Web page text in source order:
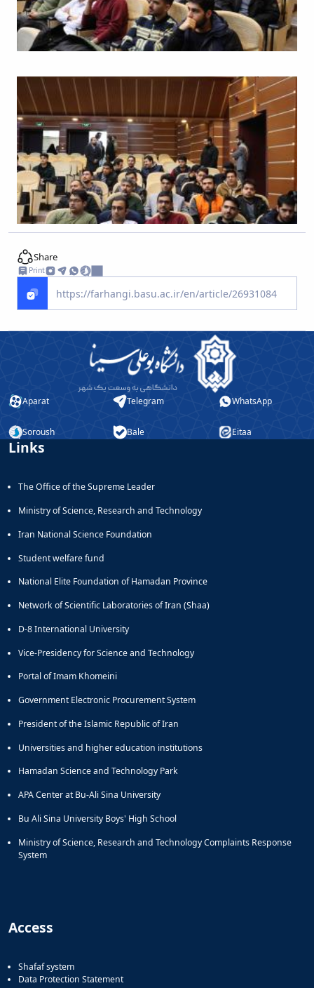
Share
Print
Aparat Telegram WhatsApp
Soroush Bale Eitaa
Links
The Office of the Supreme Leader
Ministry of Science, Research and Technology
Iran National Science Foundation
Student welfare fund
National Elite Foundation of Hamadan Province
Network of Scientific Laboratories of Iran (Shaa)
D-8 International University
Vice-Presidency for Science and Technology
Portal of Imam Khomeini
Government Electronic Procurement System
President of the Islamic Republic of Iran
Universities and higher education institutions
Hamadan Science and Technology Park
APA Center at Bu-Ali Sina University
Bu Ali Sina University Boys' High School
Ministry of Science, Research and Technology Complaints Response
System
Access
Shafaf system
Data Protection Statement